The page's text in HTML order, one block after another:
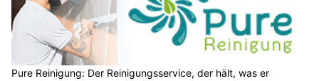
Pure Reinigung: Der Reinigungsservice, der hält, was er